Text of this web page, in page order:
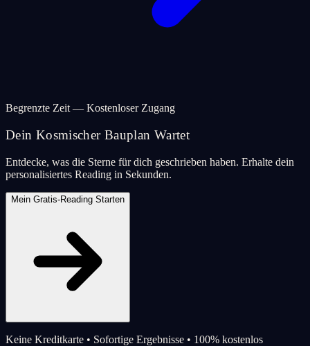
Begrenzte Zeit — Kostenloser Zugang
Dein Kosmischer Bauplan Wartet
Entdecke, was die Sterne für dich geschrieben haben. Erhalte dein
personalisiertes Reading in Sekunden.
Mein Gratis-Reading Starten
Keine Kreditkarte • Sofortige Ergebnisse • 100% kostenlos